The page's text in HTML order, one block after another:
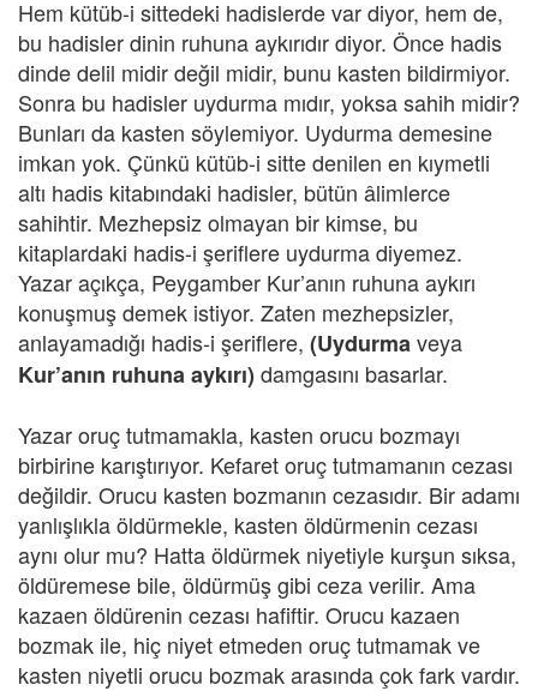
Hem kütüb-i sittedeki hadislerde var diyor, hem de,
bu hadisler dinin ruhuna aykırıdır diyor. Önce hadis
dinde delil midir değil midir, bunu kasten bildirmiyor.
Sonra bu hadisler uydurma mıdır, yoksa sahih midir?
Bunları da kasten söylemiyor. Uydurma demesine
imkan yok. Çünkü kütüb-i sitte denilen en kıymetli
altı hadis kitabındaki hadisler, bütün âlimlerce
sahihtir. Mezhepsiz olmayan bir kimse, bu
kitaplardaki hadis-i şeriflere uydurma diyemez.
Yazar açıkça, Peygamber Kur’anın ruhuna aykırı
konuşmuş demek istiyor. Zaten mezhepsizler,
anlayamadığı hadis-i şeriflere, (Uydurmaveya
Kur’anın ruhuna aykırı) damgasını basarlar.
Yazar oruç tutmamakla, kasten orucu bozmayı
birbirine karıştırıyor. Kefaret oruç tutmamanın cezası
değildir. Orucu kasten bozmanın cezasıdır. Bir adamı
yanlışlıkla öldürmekle, kasten öldürmenin cezası
aynı olur mu? Hatta öldürmek niyetiyle kurşun sıksa,
öldüremese bile, öldürmüş gibi ceza verilir. Ama
kazaen öldürenin cezası hafiftir. Orucu kazaen
bozmak ile, hiç niyet etmeden oruç tutmamak ve
kasten niyetli orucu bozmak arasında çok fark vardır.